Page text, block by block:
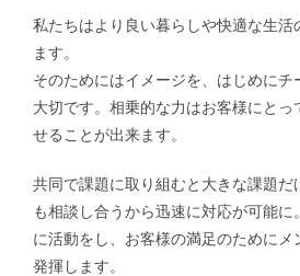
私たちはより良い暮らしや快適な生活
ます。
そのためにはイメージを、はじめに
大切です。相乗的な力はお客様にとっ
せることが出来ます。
共同で課題に取り組むと大きな課題だ
も相談し合うから迅速に対応が可能
に活動をし、お客様の満足のためにメ
発揮します。